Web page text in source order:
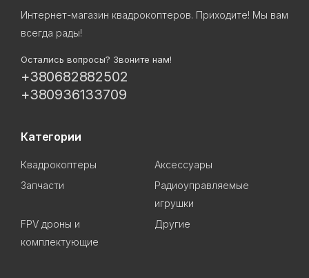
Интернет-магазин квадрокоптеров. Приходите! Мы вам
всегда рады!
Остались вопросы? Звоните нам!
+380682882502
+380936133709
Категории
Квадрокоптеры
Аксессуары
Запчасти
Радиоуправляемые
игрушки
FPV дроны и
комплектующие
Другие